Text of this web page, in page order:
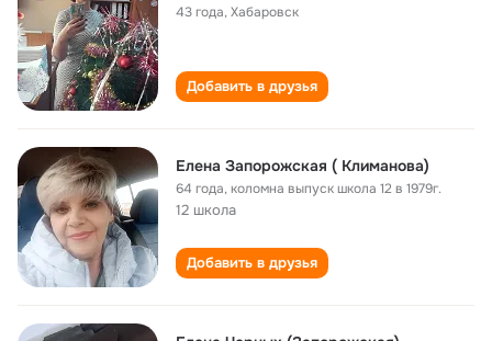
43 года,Хабаровск
Добавить в друзья
Елена Запорожская ( Климанова)
64 года,коломна выпуск школа 12 в 1979г.
12 школа
Добавить в друзья